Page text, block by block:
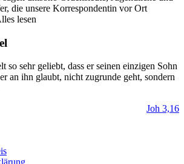
die unsere Korrespondentin vor Ort
lesen
so sehr geliebt, dass er seinen einzigen Sohn
an ihn glaubt, nicht zugrunde geht, sondern
Joh 3,16